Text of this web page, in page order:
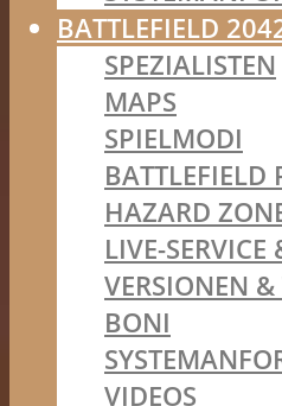
BATTLEFIELD
SPEZIALISTEN
MAPS
SPIELMODI
BATTLEFIELD
HAZARD
LIVE-SERVICE
VERSIONEN &
BONI
VIDEOS